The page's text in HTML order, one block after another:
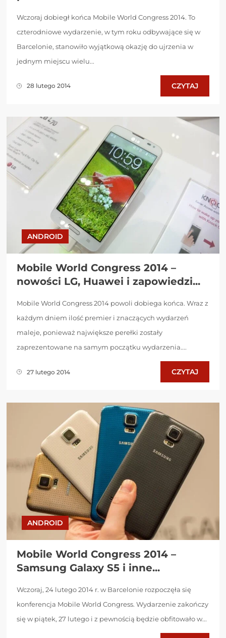
Wczoraj dobiegł końca Mobile World Congress 2014. To
czterodniowe wydarzenie, w tym roku odbywające się w
Barcelonie, stanowiło wyjątkową okazję do ujrzenia w
jednym miejscu wielu...
28 lutego 2014 CZYTAJ
ANDROID
Mobile World Congress 2014 –
nowości LG, Huawei i zapowiedzi...
Mobile World Congress 2014 powoli dobiega końca. Wraz z
każdym dniem ilość premier i znaczących wydarzeń
maleje, ponieważ największe perełki zostały
zaprezentowane na samym początku wydarzenia....
27 lutego 2014 CZYTAJ
ANDROID
Mobile World Congress 2014 –
Samsung Galaxy S5 i inne...
Wczoraj, 24 lutego 2014 r. w Barcelonie rozpoczęła się
konferencja Mobile World Congress. Wydarzenie zakończy
się w piątek, 27 lutego i z pewnością będzie obfitowało w...